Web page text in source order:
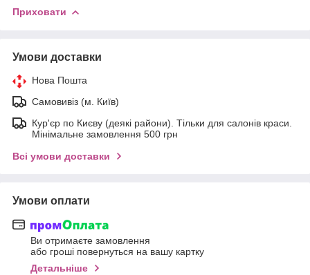
Приховати
Умови доставки
Нова Пошта
Самовивіз (м. Київ)
Кур'єр по Києву (деякі райони). Тільки для салонів краси.
Мінімальне замовлення 500 грн
Всі умови доставки
Умови оплати
Ви отримаєте замовлення
або гроші повернуться на вашу картку
Детальніше